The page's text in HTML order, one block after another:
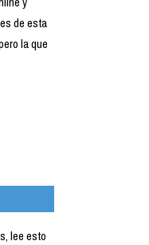
de esta
la que
lee esto